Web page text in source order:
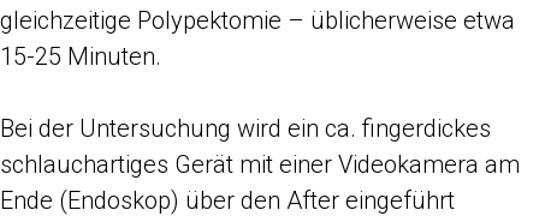
gleichzeitige Polypektomie – üblicherweise etwa
15-25 Minuten.
Bei der Untersuchung wird ein ca. fingerdickes
schlauchartiges Gerät mit einer Videokamera am
Ende (Endoskop) über den After eingeführt